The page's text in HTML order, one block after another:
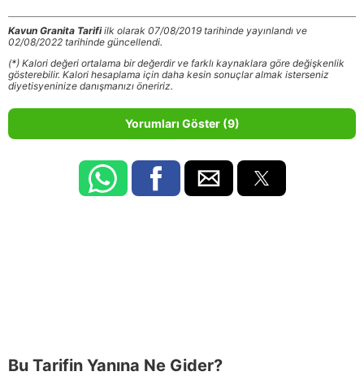
Kavun Granita Tarifiilk olarak 07/08/2019 tarihinde yayınlandı ve
02/08/2022 tarihinde güncellendi.
(*) Kalori değeri ortalama bir değerdir ve farklı kaynaklara göre değişkenlik
gösterebilir. Kalori hesaplama için daha kesin sonuçlar almak isterseniz
diyetisyeninize danışmanızı öneririz.
Yorumları Göster (9)
Bu Tarifin Yanına Ne Gider?